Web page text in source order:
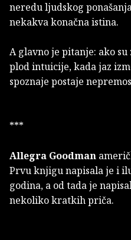
neredu ljudskog
nekakva konačna istina.
A glavno je pitanje: ako
plod intuicije, kada jaz
spoznaje postaje
***
Allegra Goodman
Prvu knjigu napisala je i
godina, a od tada je
nekoliko kratkih priča.